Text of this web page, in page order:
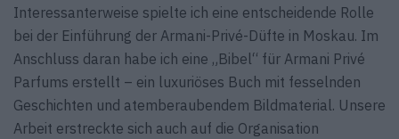
Interessanterweise spielte ich eine entscheidende Rolle
bei der Einführung der Armani-Privé-Düfte in Moskau. Im
Anschluss daran habe ich eine „Bibel“ für Armani Privé
Parfums erstellt – ein luxuriöses Buch mit fesselnden
Geschichten und atemberaubendem Bildmaterial. Unsere
Arbeit erstreckte sich auch auf die Organisation